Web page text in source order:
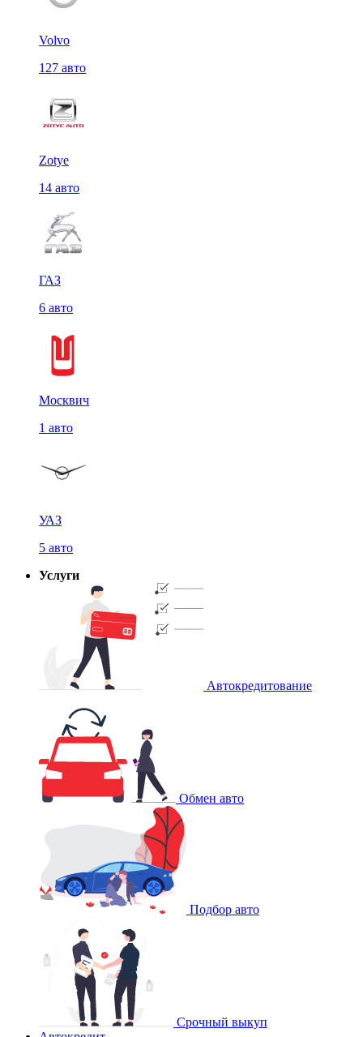
Volvo
127 авто
Zotye
14 авто
ГАЗ
6 авто
Москвич
1 авто
УАЗ
5 авто
Услуги
Автокредитование
Обмен авто
Подбор авто
Срочный выкуп